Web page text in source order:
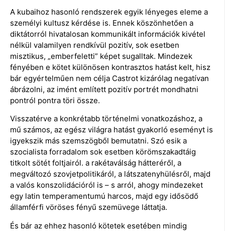
A kubaihoz hasonló rendszerek egyik lényeges eleme a
személyi kultusz kérdése is. Ennek köszönhetően a
diktátorról hivatalosan kommunikált információk kivétel
nélkül valamilyen rendkívül pozitív, sok esetben
misztikus, „emberfeletti” képet sugalltak. Mindezek
fényében e kötet különösen kontrasztos hatást kelt, hisz
bár egyértelműen nem célja Castrot kizárólag negatívan
ábrázolni, az imént említett pozitív portrét mondhatni
pontról pontra töri össze.
Visszatérve a konkrétabb történelmi vonatkozáshoz, a
mű számos, az egész világra hatást gyakorló eseményt is
igyekszik más szemszögből bemutatni. Szó esik a
szocialista forradalom sok esetben körömszakadtáig
titkolt sötét foltjairól. a rakétaválság hátteréről, a
megváltozó szovjetpolitikáról, a látszatenyhülésről, majd
a valós konszolidációról is – s arról, ahogy mindezeket
egy latin temperamentumú harcos, majd egy idősödő
államférfi vöröses fényű szemüvege láttatja.
És bár az ehhez hasonló kötetek esetében mindig